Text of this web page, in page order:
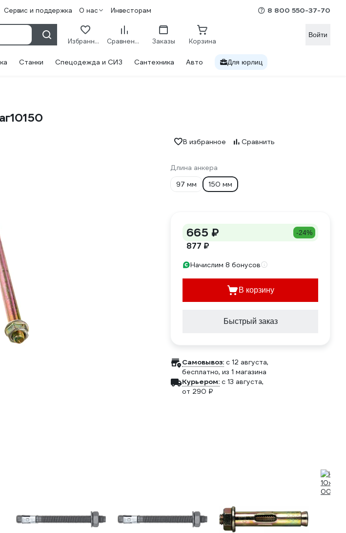
Сервис и поддержка О нас Инвесторам 8 800 550-37-70
Избранное Сравнение Заказы Корзина
Войти
Станки Спецодежда и СИЗ Сантехника Авто Для юрлиц
В избранное Сравнить
Длина анкера
97 мм
150 мм
665 ₽ -24%
877 ₽
Начислим 8 бонусов
В корзину
Быстрый заказ
Самовывоз: c 12 августа,
бесплатно, из 1 магазина
Курьером: c 13 августа,
от 290 ₽